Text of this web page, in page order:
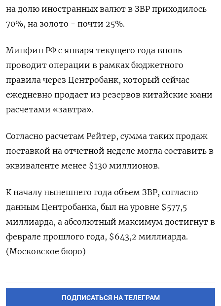
на долю иностранных валют в ЗВР приходилось
70%, на золото - почти 25%.
Минфин РФ с января текущего года вновь
проводит операции в рамках бюджетного
правила через Центробанк, который сейчас
ежедневно продает из резервов китайские юани
расчетами «завтра».
Согласно расчетам Рейтер, сумма таких продаж
поставкой на отчетной неделе могла составить в
эквиваленте менее $130 миллионов.
К началу нынешнего года объем ЗВР, согласно
данным Центробанка, был на уровне $577,5
миллиарда, а абсолютный максимум достигнут в
феврале прошлого года, $643,2 миллиарда.
(Московское бюро)
ПОДПИСАТЬСЯ НА ТЕЛЕГРАМ